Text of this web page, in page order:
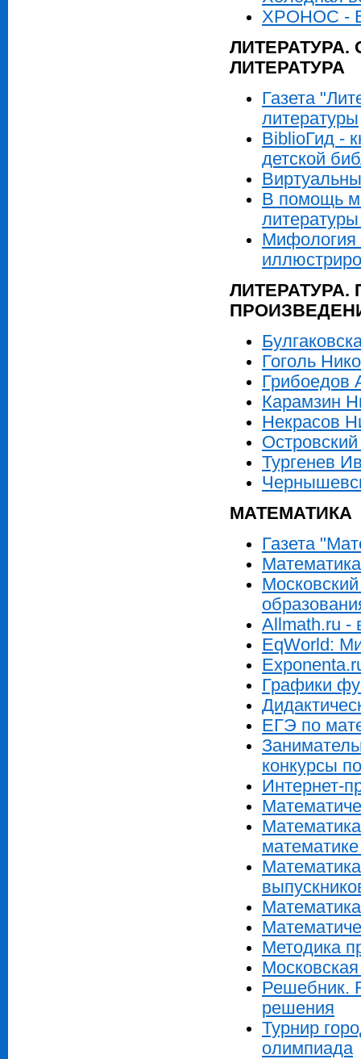
ХРОНОС -
ЛИТЕРАТУРА
Газета
литературы
BiblioГид -
детской
В помощь
Мифология
ЛИТЕРАТУРА.
Гоголь
Грибоедов
Карамзин
Некрасов
Тургенев
МАТЕМАТИКА
Газета
Allmath.ru -
EqWorld:
Графики
ЕГЭ по
конкурсы
Интернет-
Методика
Решебник.
решения
Турнир
олимпиада